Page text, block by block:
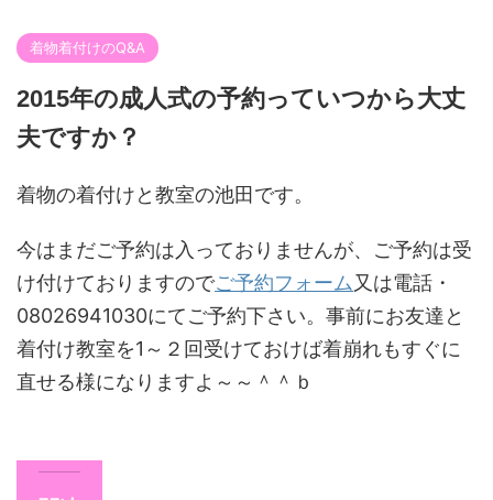
着物着付けのQ&A
2015年の成人式の予約っていつから大丈
夫ですか？
着物の着付けと教室の池田です。
今はまだご予約は入っておりませんが、ご予約は受
け付けておりますのでご予約フォーム又は電話・
08026941030にてご予約下さい。事前にお友達と
着付け教室を1～２回受けておけば着崩れもすぐに
直せる様になりますよ～～＾＾ｂ